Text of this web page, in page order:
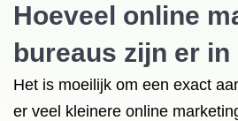
Hoeveel online
bureaus zijn er in
Het is moeilijk om een exact
er veel kleinere online